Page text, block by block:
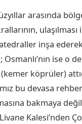
arasında
ulaşılması
inşa ederek
Osmanlı’nın ise o
köprüler)
bu devasa
bakmaya
Kalesi’nden